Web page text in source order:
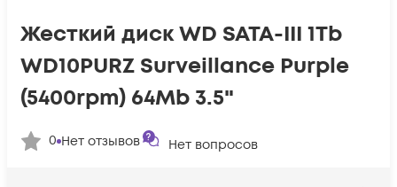
Жесткий диск WD SATA-III 1Tb
WD10PURZ Surveillance Purple
(5400rpm) 64Mb 3.5"
0 Нет отзывов Нет вопросов